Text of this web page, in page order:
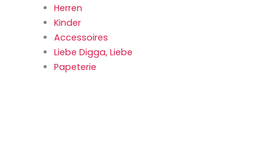
Herren
Kinder
Accessoires
Liebe Digga, Liebe
Papeterie